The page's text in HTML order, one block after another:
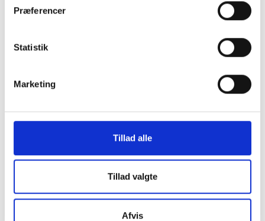
Præferencer
Statistik
Marketing
Tillad alle
Tillad valgte
Afvis
Vifo UDGIVELSE SEPTEMBER 2015
Når foreninger samarbejder...